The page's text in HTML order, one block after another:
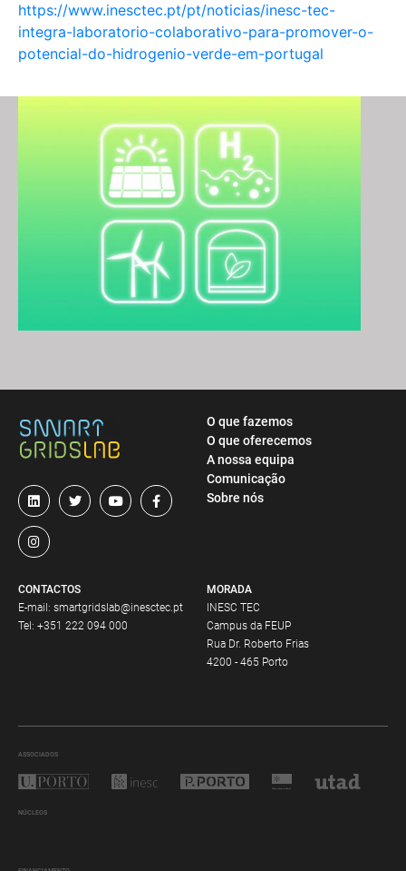
https://www.inesctec.pt/pt/noticias/inesc-tec-
integra-laboratorio-colaborativo-para-promover-o-
potencial-do-hidrogenio-verde-em-portugal
MORADA
INESC TEC
Campus da FEUP
Rua Dr. Roberto Frias
4200 - 465 Porto
CONTACTOS
E-mail: smartgridslab@inesctec.pt
Tel: +351 222 094 000
O que fazemos
O que oferecemos
A nossa equipa
Comunicação
Sobre nós
ASSOCIADOS
NÚCLEOS